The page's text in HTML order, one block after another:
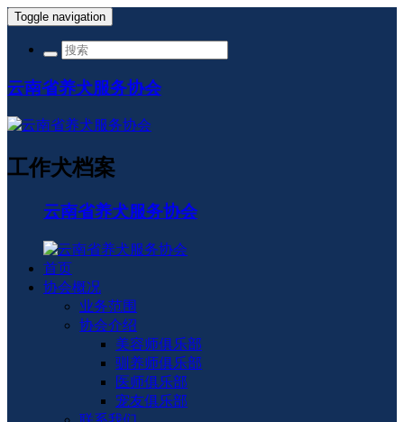
Toggle navigation
云南省养犬服务协会
工作犬档案
云南省养犬服务协会
首页
协会概况
业务范围
协会介绍
美容师俱乐部
驯养师俱乐部
医师俱乐部
宠友俱乐部